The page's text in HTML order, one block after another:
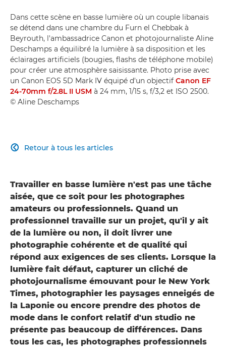
Dans cette scène en basse lumière où un couple libanais
se détend dans une chambre du Furn el Chebbak à
Beyrouth, l'ambassadrice Canon et photojournaliste Aline
Deschamps a équilibré la lumière à sa disposition et les
éclairages artificiels (bougies, flashs de téléphone mobile)
pour créer une atmosphère saisissante. Photo prise avec
un Canon EOS 5D Mark IV équipé d'un objectif Canon EF
24-70mm f/2.8L II USM à 24 mm, 1/15 s, f/3,2 et ISO 2500.
© Aline Deschamps
Retour à tous les articles

Travailler en basse lumière n'est pas une tâche
aisée, que ce soit pour les photographes
amateurs ou professionnels. Quand un
professionnel travaille sur un projet, qu'il y ait
de la lumière ou non, il doit livrer une
photographie cohérente et de qualité qui
répond aux exigences de ses clients. Lorsque la
lumière fait défaut, capturer un cliché de
photojournalisme émouvant pour le New York
Times, photographier les paysages enneigés de
la Laponie ou encore prendre des photos de
mode dans le confort relatif d'un studio ne
présente pas beaucoup de différences. Dans
tous les cas, les photographes professionnels